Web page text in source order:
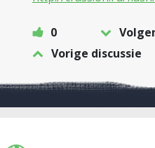
0
Vorige discussie